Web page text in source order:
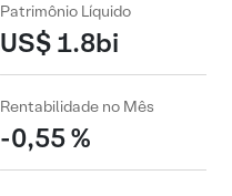
Patrimônio Líquido
US$ 1.8bi
Rentabilidade no Mês
-0,55 %